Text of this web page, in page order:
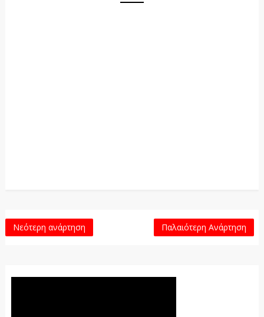
Νεότερη ανάρτηση Παλαιότερη Ανάρτηση